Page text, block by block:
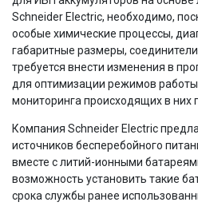
Schneider Electric, необходимо,
особые химические процессы,
габаритные размеры,
требуется внести изменения в
для оптимизации режимов работы
мониторинга происходящих в них
Компания Schneider Electric
источников бесперебойного
вместе с литий-ионными
возможность установить такие
срока службы ранее